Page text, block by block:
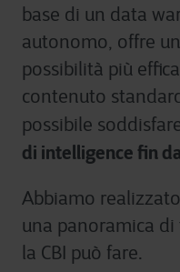
base di un data
autonomo, offre
possibilità più
contenuto
possibile
di intelligence fin
Abbiamo
una panoramica
la CBI può fare.